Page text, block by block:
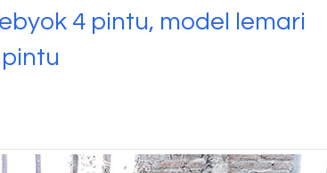
4 pintu, model lemari